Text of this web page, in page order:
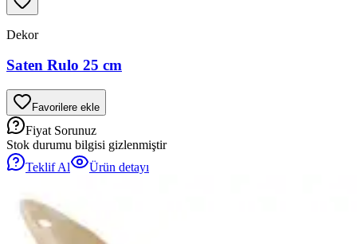
Dekor
Saten Rulo 25 cm
Favorilere ekle
Fiyat Sorunuz
Stok durumu bilgisi gizlenmiştir
Teklif Al
Ürün detayı